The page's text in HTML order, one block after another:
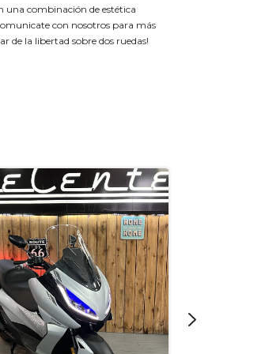
una combinación de estética
con nosotros para más
de la libertad sobre dos ruedas!